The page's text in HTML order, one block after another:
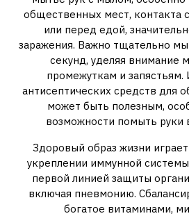
общественных мест, контакта
или перед едой,
заражения. Важно тщательно
секунд, уделяя внимание
промежуткам и запястьям.
антисептических средств для
может быть полезным,
возможности помыть руки
Здоровый образ жизни
укреплении иммунной
первой линией защиты
включая пневмонию.
богатое витаминами,